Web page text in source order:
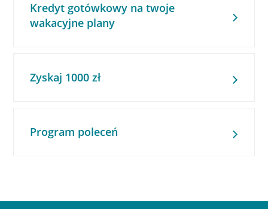
Kredyt gotówkowy na twoje
wakacyjne plany
Zyskaj 1000 zł
Program poleceń